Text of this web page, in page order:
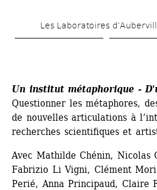
au
Les Laboratoires
Un institut métaphorique -
Questionner les métaphores,
de nouvelles articulations à
recherches scientifiques et
Avec Mathilde Chénin, Nicolas
Fabrizio Li Vigni, Clément
Perié, Anna Principaud, Claire